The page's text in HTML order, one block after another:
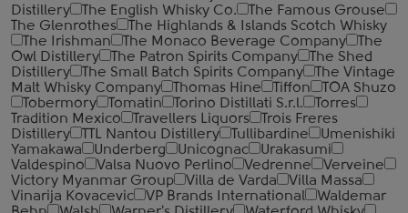
Distillery
The English Whisky Co.
The Famous Grouse
The Glenrothes
The Highlands & Islands Scotch Whisky
The Irishman
The Monaco Beverage Company
The
Owl Distillery
The Patron Spirits Company
The Shed
Distillery
The Small Batch Spirits Company
The Vintage
Malt Whisky Company
Thomas Hine Tiffon
TOA Shuzo
Tobermory
Tomatin Torino Distillati S.r.l.
Torres
Tradition Mexico
Travellers Liquors
Trois Freres
Distillery
TTL Nantou Distillery Tullibardine
Umenishiki
Yamakawa
Underberg Unicognac
Urakasumi
Valdespino
Valsa Nuovo Perlino Vedrenne
Verveine
Victory Myanmar Group
Villa de Varda
Villa Massa
Vinarija Kovacevic
VP Brands International
Waldemar